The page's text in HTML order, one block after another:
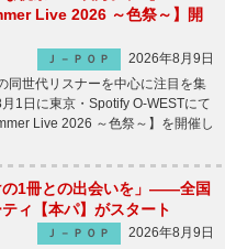
Live 2026 ～色祭～】開
Ｊ－ＰＯＰ
2026年8月9日
世代リスナーを中心に注目を集
1日に東京・Spotify O-WESTにて
Live 2026 ～色祭～】を開催し
の1冊との出会いを」――全国
ィ【本パ】がスタート
Ｊ－ＰＯＰ
2026年8月9日